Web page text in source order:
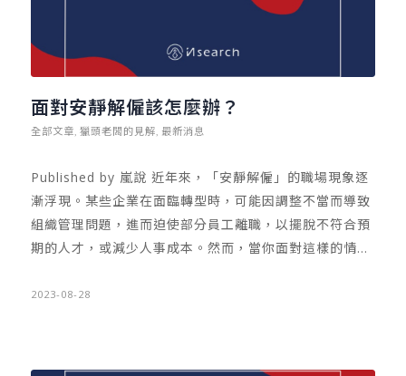
日的核心關鍵，是工作者如何提升「工作效率」，而減少
工作時數未必能帶動效率。回歸到工作的型態來思考，各
行各業所需的工時，其實也並非都相同。因此尊重不同的
例來說，創意或是設計部門，並不需要朝九晚五打卡制，
而需要創作靈感的工作，確實在快樂的環境下，能輕鬆的
關或銀行而言，若將五天的業務縮短到四天，不但造成業
務大塞車，工作也難提升效率，更別說提高工作職場的幸
福感了！ 卓恩認為週休三日為我們帶來的啟示，是不同的
工作需要不同的工時與相關配套，並且應該著眼於工作效
制，幫助企業提出彈性工時制度，來符合不同職業所需的
面對安靜解僱該怎麼辦？
全部文章 獵頭老闆的見解 最新消息
Published by 嵐說 近年來，「安靜解僱」的職場現象逐
漸浮現。某些企業在面臨轉型時，可能因調整不當而導致
組織管理問題，進而迫使部分員工離職，以擺脫不符合預
期的人才，或減少人事成本。然而，當你面對這樣的情況
靜解僱」主要發生在大型企業中，這與高層對待人才的態
找到適合他們的新工作。 其實「企業需要人才，而人才也
2023-08-28